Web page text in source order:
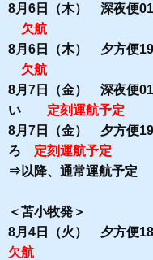
8月6日（木） 深夜便
欠航
8月6日（木） 夕方便
欠航
8月7日（金） 深夜便
い 定刻運航予定
8月7日（金） 夕方便
ろ 定刻運航予定
⇒以降、通常運航予定
＜苫小牧発＞
8月4日（火） 夕方便
欠航